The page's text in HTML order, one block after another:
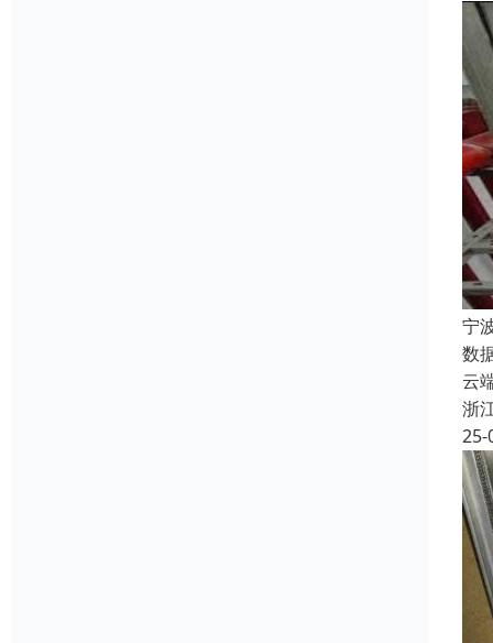
宁
数
云
浙
25-